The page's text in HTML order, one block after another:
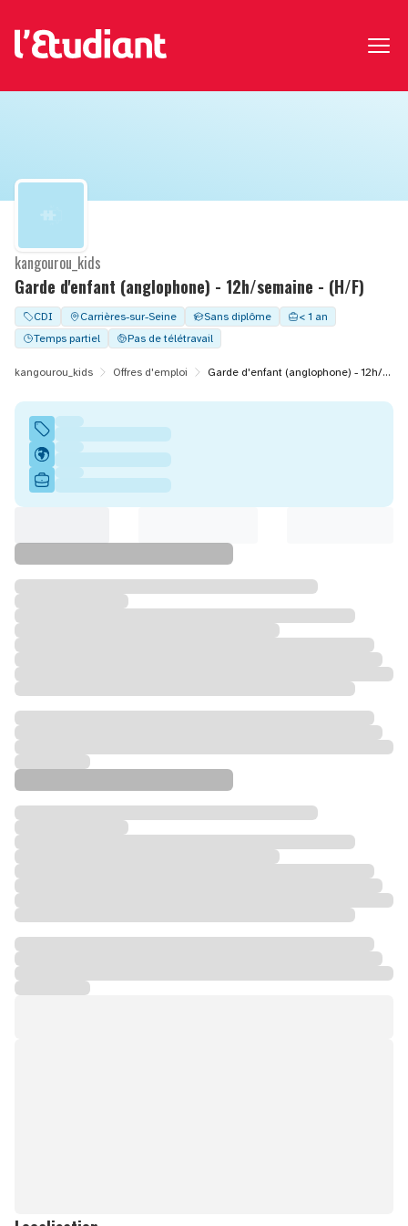
Garde d'enfant (anglophone) - 12h/semaine - (H/F)
kangourou_kids
CDI Carrières-sur-Seine Sans diplôme
< 1 an
Temps partiel
Pas de télétravail
kangourou_kids Offres d'emploi Garde d'enfant (anglophone) - 12h/semaine - (H/F)